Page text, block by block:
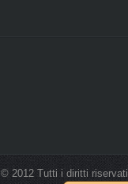
© 2012 Tutti i diritti riservati.